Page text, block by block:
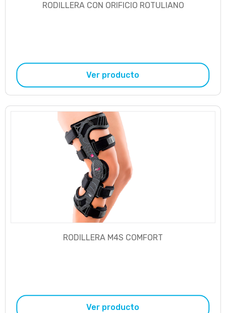
RODILLERA CON ORIFICIO ROTULIANO
Ver producto
RODILLERA M4S COMFORT
Ver producto